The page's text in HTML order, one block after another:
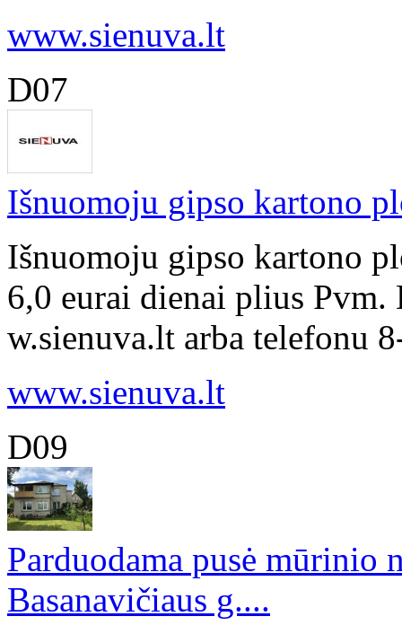
www.sienuva.lt
D07
Išnuomoju gipso kartono
Išnuomoju gipso kartono
6,0 eurai dienai plius Pvm.
w.sienuva.lt arba telefonu
www.sienuva.lt
D09
Parduodama pusė mūrinio
Basanavičiaus g....